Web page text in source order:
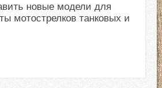
новые модели для
мотострелков танковых и